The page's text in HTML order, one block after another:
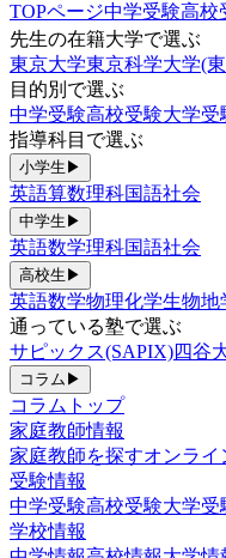
TOPページ中学受験高校
先生の在籍大学で選ぶ
東京大学東京科学大学(
目的別で選ぶ
中学受験高校受験大学受
指導科目で選ぶ
小学生 ▶
英語算数理科国語社会
中学生 ▶
英語数学理科国語社会
高校生 ▶
英語数学物理化学生物地
通っている塾で選ぶ
サピックス(SAPIX)四谷
コラム ▶
コラムトップ
家庭教師情報
家庭教師を探すオンライ
受験情報
中学受験高校受験大学受
学校情報